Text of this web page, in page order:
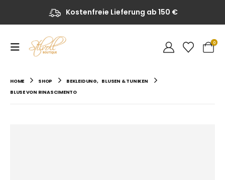
Kostenfreie Lieferung ab 150 €
0
HOME SHOP BEKLEIDUNG, BLUSEN & TUNIKEN
BLUSE VON RINASCIMENTO